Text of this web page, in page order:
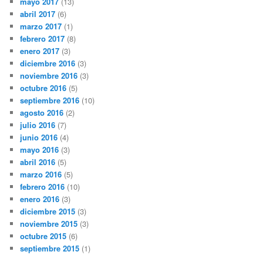
abril 2017 (6)
marzo 2017 (1)
febrero 2017 (8)
enero 2017 (3)
diciembre 2016 (3)
noviembre 2016 (3)
octubre 2016 (5)
septiembre 2016 (10)
agosto 2016 (2)
julio 2016 (7)
junio 2016 (4)
mayo 2016 (3)
abril 2016 (5)
marzo 2016 (5)
febrero 2016 (10)
enero 2016 (3)
diciembre 2015 (3)
noviembre 2015 (3)
octubre 2015 (6)
septiembre 2015 (1)